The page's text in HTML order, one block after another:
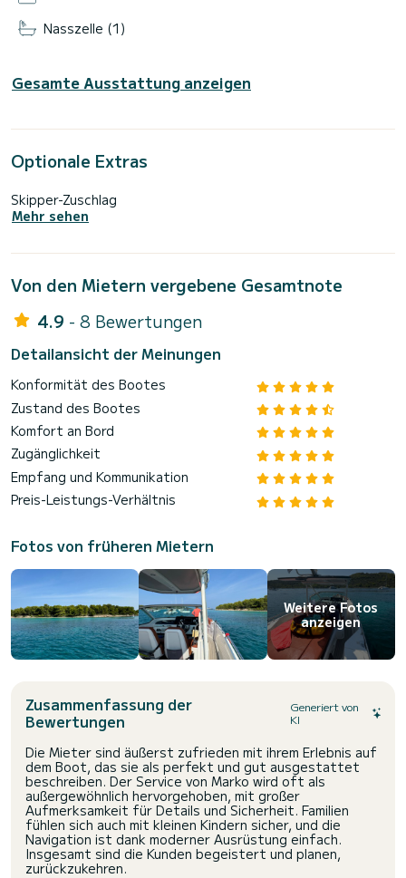
Nasszelle (1)
Gesamte Ausstattung anzeigen
Optionale Extras
Skipper-Zuschlag
Mehr sehen
Von den Mietern vergebene Gesamtnote
4.9 - 8 Bewertungen
Detailansicht der Meinungen
Konformität des Bootes
Zustand des Bootes
Komfort an Bord
Zugänglichkeit
Empfang und Kommunikation
Preis-Leistungs-Verhältnis
Fotos von früheren Mietern
Weitere Fotos
anzeigen
Zusammenfassung der
Bewertungen
Generiert von
KI
Die Mieter sind äußerst zufrieden mit ihrem Erlebnis auf
dem Boot, das sie als perfekt und gut ausgestattet
beschreiben. Der Service von Marko wird oft als
außergewöhnlich hervorgehoben, mit großer
Aufmerksamkeit für Details und Sicherheit. Familien
fühlen sich auch mit kleinen Kindern sicher, und die
Navigation ist dank moderner Ausrüstung einfach.
Insgesamt sind die Kunden begeistert und planen,
zurückzukehren.